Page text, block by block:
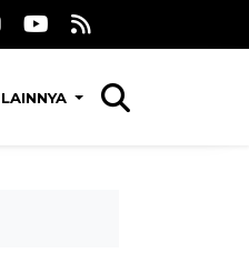
LAINNYA